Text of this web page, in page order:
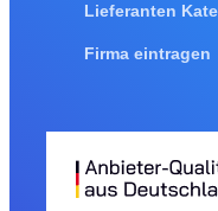
Lieferanten
Firma eintragen